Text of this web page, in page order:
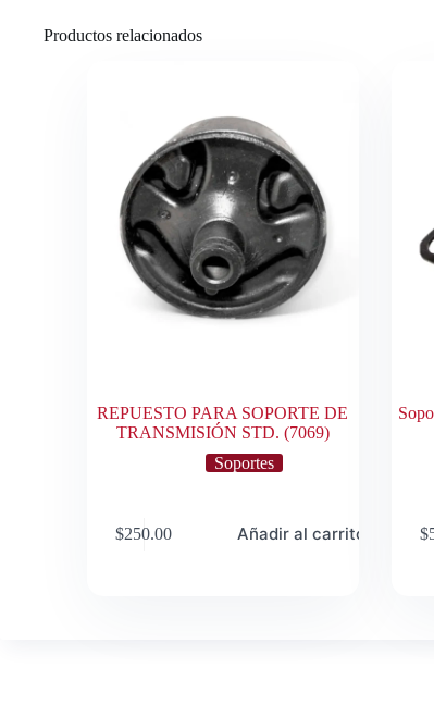
Productos relacionados
REPUESTO PARA SOPORTE DE
TRANSMISIÓN STD. (7069)
Soportes
$250.00 Añadir al carrito $